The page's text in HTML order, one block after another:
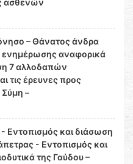
ασθενών
– Θάνατος άνδρα
ενημέρωσης αναφορικά
7 αλλοδαπών
τις έρευνες προς
–
Εντοπισμός και διάσωση
- Εντοπισμός και
της Γαύδου –